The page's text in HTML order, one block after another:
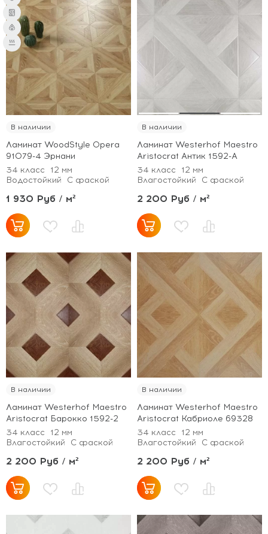
В наличии
Ламинат WoodStyle Opera
91079-4 Эрнани
34 класс
12 мм
Водостойкий
С фаской
1 930 Руб / м²
В наличии
Ламинат Westerhof Maestro
Aristocrat Антик 1592-А
34 класс
12 мм
Влагостойкий
С фаской
2 200 Руб / м²
В наличии
Ламинат Westerhof Maestro
Aristocrat Барокко 1592-2
34 класс
12 мм
Влагостойкий
С фаской
2 200 Руб / м²
В наличии
Ламинат Westerhof Maestro
Aristocrat Кабриоле 69328
34 класс
12 мм
Влагостойкий
С фаской
2 200 Руб / м²